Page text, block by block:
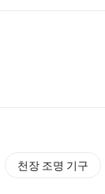
천장 조명 기구